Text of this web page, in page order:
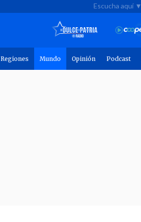
Escucha aquí ▼
Regiones Mundo Opinión Podcast